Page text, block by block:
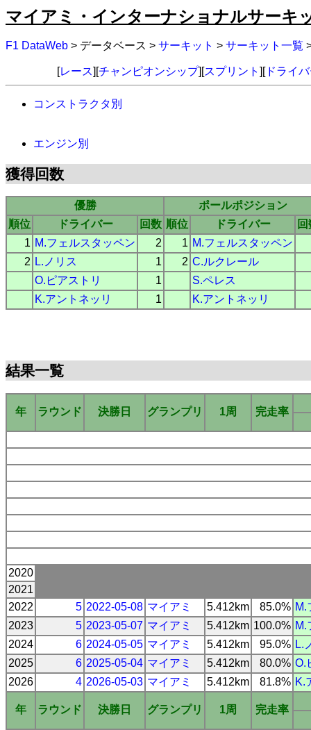
マイアミ・インターナショナルサーキ
F1 DataWeb > データベース > サーキット > サーキット一覧
[レース][チャンピオンシップ][スプリント ][ドライ
コンストラクタ別
エンジン別
獲得回数
優勝
ポールポジション
順位
ドライバー 回数 順位 ドライバー
1 M.フェルスタッペン 2 1 M.フェルスタッペン
2 L.ノリス 1 2 C.ルクレール
O.ピアストリ
1
S.ペレス
K.アントネッリ
1 K.アントネッリ
結果一覧
年 ラウンド 決勝日 グランプリ 1周 完走率
2020
2021
2022
5 2022-05-08 マイアミ 5.412km 85.0% M.
2023
5 2023-05-07 マイアミ 5.412km 100.0% M.
2024
6 2024-05-05 マイアミ 5.412km 95.0% L.
2025
6 2025-05-04 マイアミ 5.412km 80.0% O.
2026
4 2026-05-03 マイアミ 5.412km 81.8% K.
年 ラウンド 決勝日 グランプリ 1周 完走率